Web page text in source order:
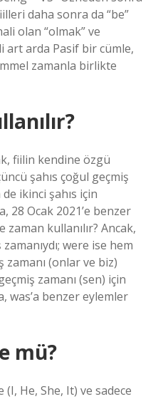
daha sonra da “be”
olan “olmak” ve
art arda Pasif bir cümle,
zamanla birlikte
fiilin kendine özgü
şahıs çoğul geçmiş
ikinci şahıs için
28 Ocak 2021’e benzer
kullanılır? Ancak,
were ise hem
zamanı (onlar ve biz)
zamanı (sen) için
was’a benzer eylemler
mü?
He, She, It) ve sadece